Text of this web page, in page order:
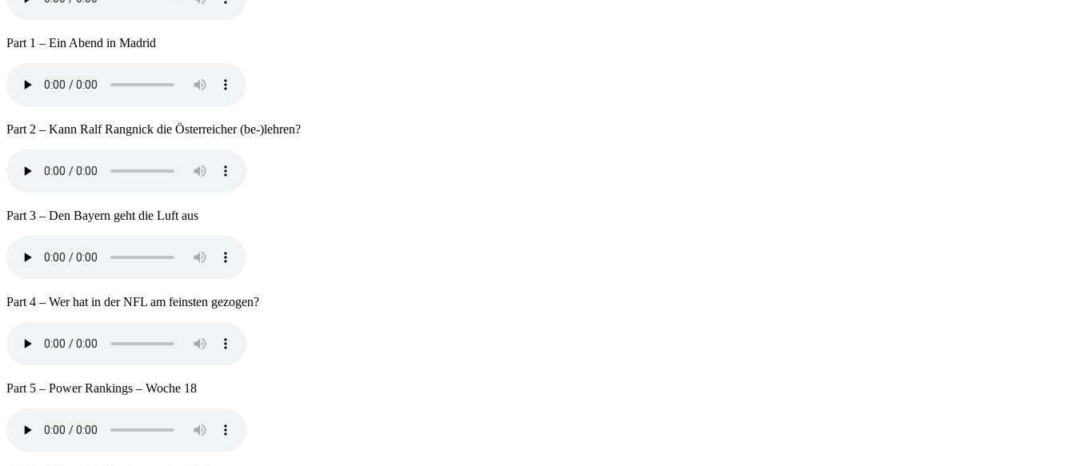
Part 1 – Ein Abend in Madrid
Part 2 – Kann Ralf Rangnick die Österreicher (be-)lehren?
Part 3 – Den Bayern geht die Luft aus
Part 4 – Wer hat in der NFL am feinsten gezogen?
Part 5 – Power Rankings – Woche 18